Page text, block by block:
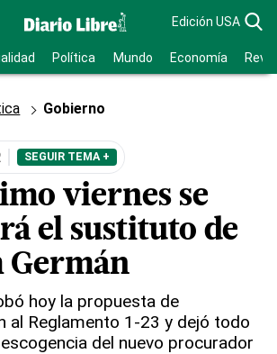
Edición USA
Política Mundo Economía
Gobierno
SEGUIR TEMA +
viernes se
el sustituto de
hoy la propuesta de
al Reglamento 1-23 y dejó todo
del nuevo procurador